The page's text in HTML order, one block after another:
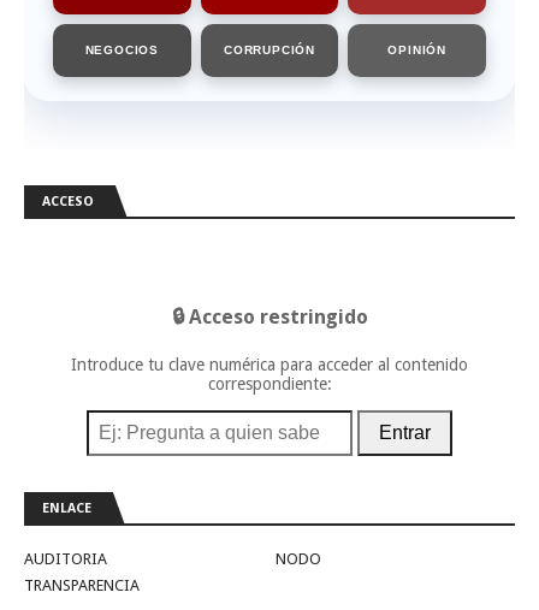
NEGOCIOS CORRUPCIÓN OPINIÓN
ACCESO
🔒 Acceso restringido
Introduce tu clave numérica para acceder al contenido
correspondiente:
Entrar
ENLACE
AUDITORIA
NODO
TRANSPARENCIA